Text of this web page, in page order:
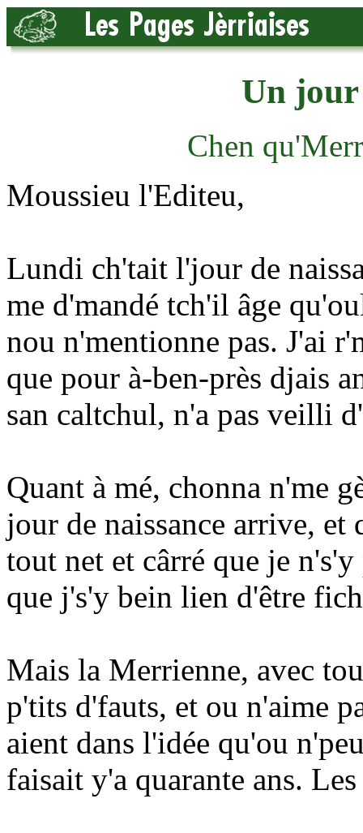
Un jour
Chen
Moussieu l'Editeu,
Lundi ch'tait l'jour de
me d'mandé tch'il âge
nou n'mentionne pas. J'ai
que pour à-ben-près djais
san caltchul, n'a pas veilli
Quant à mé, chonna n'me
jour de naissance arrive,
tout net et cârré que je
que j's'y bein lien d'être
Mais la Merrienne, avec
p'tits d'fauts, et ou n'aime
aient dans l'idée qu'ou
faisait y'a quarante ans.